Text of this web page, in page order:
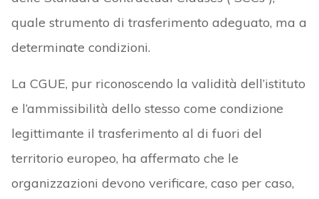
quale strumento di trasferimento adeguato, ma a
determinate condizioni.
La CGUE, pur riconoscendo la validità dell’istituto
e l’ammissibilità dello stesso come condizione
legittimante il trasferimento al di fuori del
territorio europeo, ha affermato che le
organizzazioni devono verificare, caso per caso,